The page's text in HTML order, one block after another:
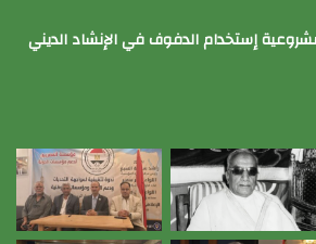
إستخدام الدفوف في الإنشاد الديني